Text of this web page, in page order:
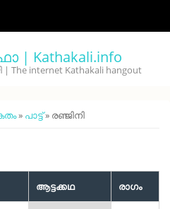
Kathakali.info
internet Kathakali hangout
» പാട്ട്» രഞ്ജിനി
ആട്ടക്കഥ രാഗം